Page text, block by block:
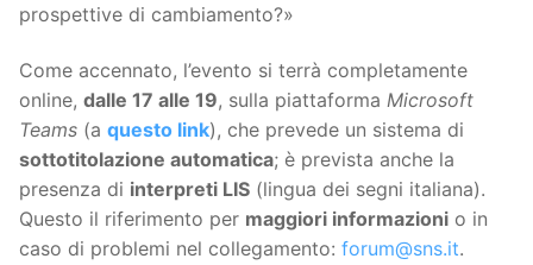
prospettive di cambiamento?»
Come accennato, l’evento si terrà completamente
online, dalle 17 alle 19, sulla piattaforma Microsoft
Teams (a questo link), che prevede un sistema di
sottotitolazione automatica; è prevista anche la
presenza di interpreti LIS (lingua dei segni italiana).
Questo il riferimento per maggiori informazioni o in
caso di problemi nel collegamento: forum@sns.it.